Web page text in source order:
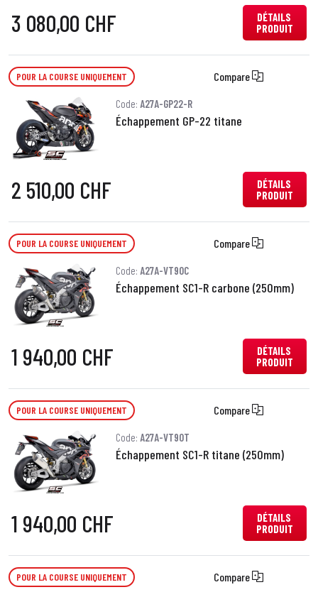
3 080,00 CHF
DÉTAILS
PRODUIT
POUR LA COURSE UNIQUEMENT Compare
Code: A27A-GP22-R
Échappement GP-22 titane
2 510,00 CHF
DÉTAILS
PRODUIT
POUR LA COURSE UNIQUEMENT Compare
Code: A27A-VT90C
Échappement SC1-R carbone (250mm)
1 940,00 CHF
DÉTAILS
PRODUIT
POUR LA COURSE UNIQUEMENT Compare
Code: A27A-VT90T
Échappement SC1-R titane (250mm)
1 940,00 CHF
DÉTAILS
PRODUIT
POUR LA COURSE UNIQUEMENT Compare